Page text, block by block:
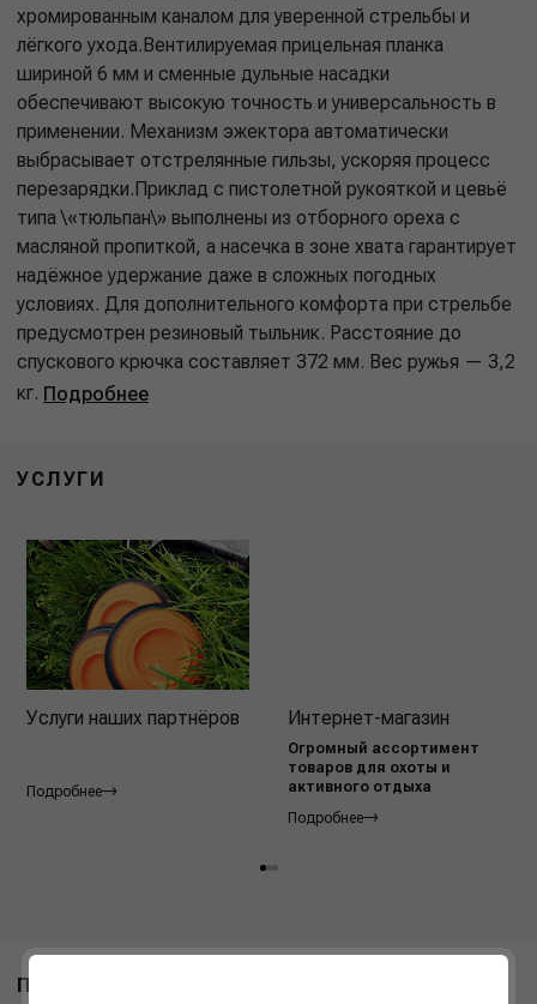
хромированным каналом для уверенной стрельбы и
лёгкого ухода.Вентилируемая прицельная планка
шириной 6 мм и сменные дульные насадки
обеспечивают высокую точность и универсальность в
применении. Механизм эжектора автоматически
выбрасывает отстрелянные гильзы, ускоряя процесс
перезарядки.Приклад с пистолетной рукояткой и цевьё
типа \«тюльпан\» выполнены из отборного ореха с
масляной пропиткой, а насечка в зоне хвата гарантирует
надёжное удержание даже в сложных погодных
условиях. Для дополнительного комфорта при стрельбе
предусмотрен резиновый тыльник. Расстояние до
спускового крючка составляет 372 мм. Вес ружья — 3,2
кг. Подробнее
УСЛУГИ
Услуги наших партнёров
Подробнее
Интернет-магазин
Огромный ассортимент
товаров для охоты и
активного отдыха
Подробнее
ПОХОЖИЕ ТОВАРЫ